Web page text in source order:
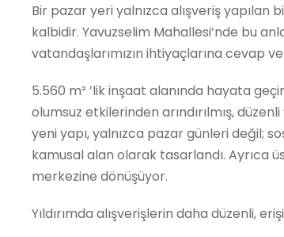
Bir pazar yeri yalnızca alışveriş yapılan
kalbidir. Yavuzselim Mahallesi’nde bu
vatandaşlarımızın ihtiyaçlarına cevap
5.560 m² ’lik inşaat alanında hayata
olumsuz etkilerinden arındırılmış,
yeni yapı, yalnızca pazar günleri değil;
kamusal alan olarak tasarlandı. Ayrıca
merkezine dönüşüyor.
Yıldırımda alışverişlerin daha düzenli,